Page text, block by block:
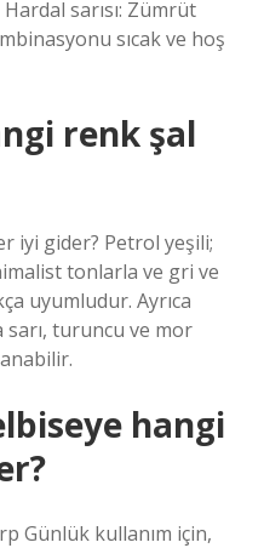
sarısı: Zümrüt
sıcak ve hoş
renk şal
iyi gider? Petrol yeşili;
tonlarla ve gri ve
uyumludur. Ayrıca
sarı, turuncu ve mor
hangi
Günlük kullanım için,